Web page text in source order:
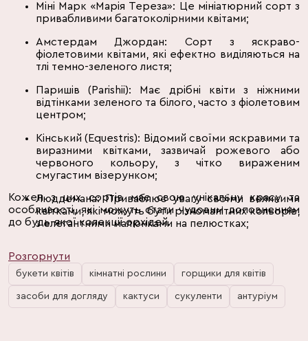
Міні Марк «Марія Тереза»: Це мініатюрний сорт з
привабливими багатоколірними квітами;
Амстердам Джордан: Сорт з яскраво-
фіолетовими квітами, які ефектно виділяються на
тлі темно-зеленого листя;
Паришів (Parishii): Має дрібні квіти з ніжними
відтінками зеленого та білого, часто з фіолетовим
центром;
Кінський (Equestris): Відомий своїми яскравими та
виразними квітками, зазвичай рожевого або
червоного кольору, з чітко вираженим
смугастим візерунком;
Люддемана: Приваблює увагу своїми великими
квітками, які можуть бути різноманітних кольорів,
з елегантними малюнками на пелюстках;
насиченими жовтими та червоними відтінками;
Рожевий: Цей сорт має чудові рожеві квіти, які
можуть варіюватися від пастельних до насичених
тонів;
Кожен з цих сортів має свою унікальну красу та
особливості, які можуть стати чудовим доповненням
до будь-якої колекції орхідей.
Розгорнути
букети квітів кімнатні рослини горщики для квітів
засоби для догляду кактуси сукуленти антуріум